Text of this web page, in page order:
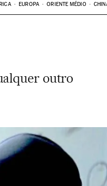
EUROPA ORIENTE MÉDIO
outro